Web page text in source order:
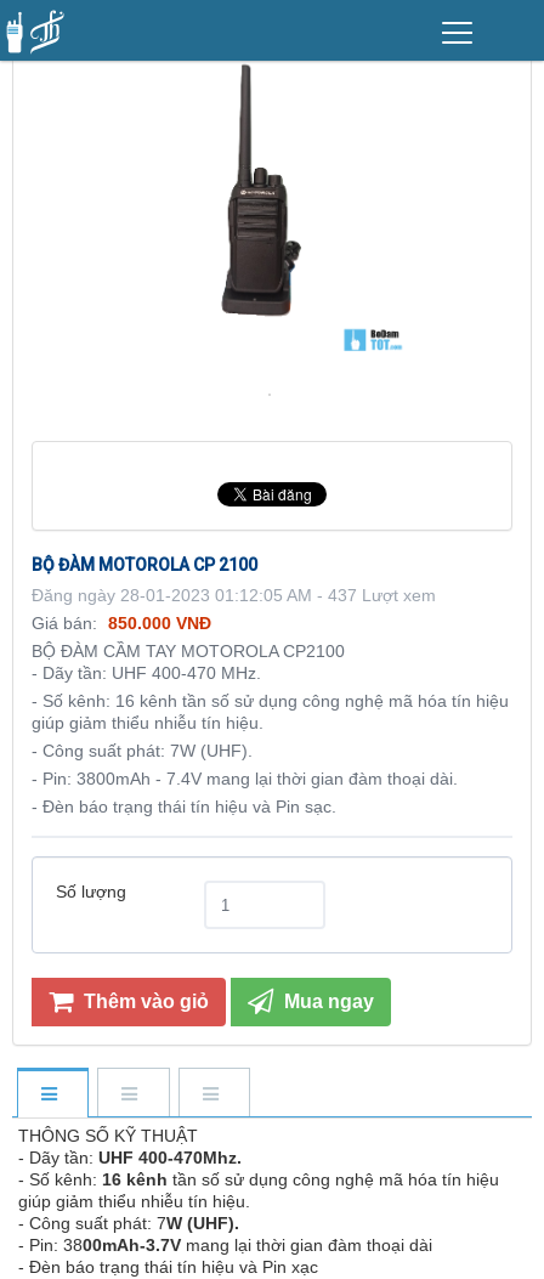
BỘ ĐÀM MOTOROLA CP 2100
Đăng ngày 28-01-2023 01:12:05 AM - 437 Lượt xem
Giá bán:
850.000 VNĐ
BỘ ĐÀM CẦM TAY MOTOROLA CP2100
- Dãy tần: UHF 400-470 MHz.
- Số kênh: 16 kênh tần số sử dụng công nghệ mã hóa tín hiệu
giúp giảm thiểu nhiễu tín hiệu.
- Công suất phát: 7W (UHF).
- Pin: 3800mAh - 7.4V mang lại thời gian đàm thoại dài.
- Đèn báo trạng thái tín hiệu và Pin sạc.
Số lượng
Thêm vào giỏ Mua ngay
THÔNG SỐ KỸ THUẬT
- Dãy tần: UHF 400-470Mhz.
- Số kênh: 16 kênh tần số sử dụng công nghệ mã hóa tín hiệu
giúp giảm thiểu nhiễu tín hiệu.
- Công suất phát: 7W (UHF).
- Pin: 3800mAh-3.7V mang lại thời gian đàm thoại dài
- Đèn báo trạng thái tín hiệu và Pin xạc